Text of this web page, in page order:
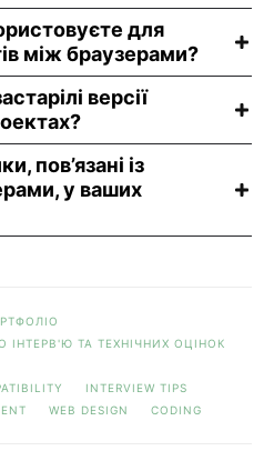
для
між браузерами?
версії
пов’язані із
у ваших
ІНТЕРВ'Ю ТА ТЕХНІЧНИХ ОЦІНОК
INTERVIEW TIPS
WEB DESIGN CODING